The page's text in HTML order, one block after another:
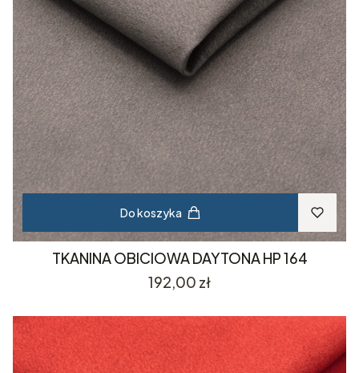
Do koszyka
TKANINA OBICIOWA DAYTONA HP 164
Cena
192,00 zł